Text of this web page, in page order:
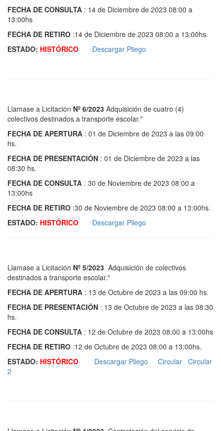
FECHA DE CONSULTA : 14 de Diciembre de 2023 08:00 a
13:00hs
FECHA DE RETIRO :14 de Diciembre de 2023 08:00 a 13:00hs.
ESTADO: HISTÓRICO Descargar Pliego
Llamase a Licitación Nº 6/2023 Adquisición de cuatro (4)
colectivos destinados a transporte escolar."
FECHA DE APERTURA : 01 de Diciembre de 2023 a las 09:00
hs.
FECHA DE PRESENTACIÓN : 01 de Diciembre de 2023 a las
08:30 hs.
FECHA DE CONSULTA : 30 de Noviembre de 2023 08:00 a
13:00hs
FECHA DE RETIRO :30 de Noviembre de 2023 08:00 a 13:00hs.
ESTADO: HISTÓRICO Descargar Pliego
Llamase a Licitación Nº 5/2023 Adquisición de colectivos
destinados a transporte escolar."
FECHA DE APERTURA : 13 de Octubre de 2023 a las 09:00 hs.
FECHA DE PRESENTACIÓN : 13 de Octubre de 2023 a las 08:30
hs.
FECHA DE CONSULTA : 12 de Octubre de 2023 08:00 a 13:00hs
FECHA DE RETIRO :12 de Octubre de 2023 08:00 a 13:00hs.
ESTADO: HISTÓRICO Descargar Pliego Circular Circular
2